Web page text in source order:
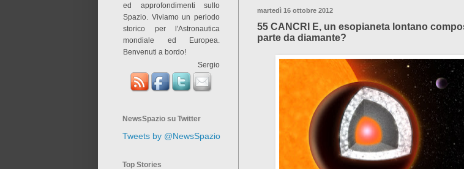
martedì 16 ottobre 2012
55 CANCRI E, un esopianeta lontano
parte da diamante?
ed approfondimenti sullo
Spazio. Viviamo un periodo
storico per l'Astronautica
mondiale ed Europea.
Benvenuti a bordo!
Sergio
NewsSpazio su Twitter
Tweets by @NewsSpazio
Top Stories